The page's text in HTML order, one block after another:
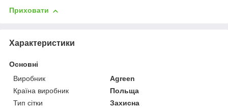
Приховати
Характеристики
Основні
Виробник
Agreen
Країна виробник
Польща
Тип сітки
Захисна